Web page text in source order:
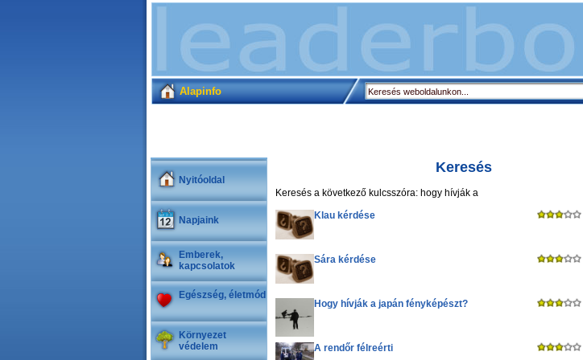
Alapinfo
Nyitóoldal
Napjaink
Emberek,
kapcsolatok
Egészség, életmód
Környezet
védelem
Keresés
Keresés a következő kulcsszóra: hogy hívják a
Klau kérdése
Sára kérdése
Hogy hívják a japán fényképészt?
A rendőr félreérti